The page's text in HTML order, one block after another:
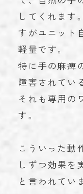
してくれます
すがユニット
軽量です。
特に手の麻痺
障害されてい
それも専用の
す。
こういった動
しずつ効果を
と言われてい